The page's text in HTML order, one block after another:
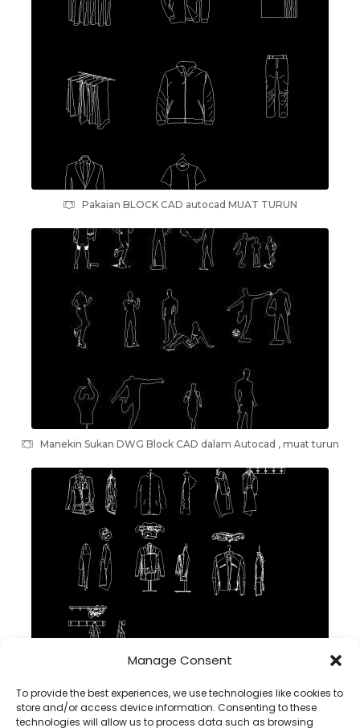
Manage Consent
To provide the best experiences, we use technologies like cookies to
store and/or access device information. Consenting to these
technologies will allow us to process data such as browsing
Pakaian BLOCK CAD autocad MUAT TURUN
Manekin Sukan DWG Block CAD dalam Autocad , muat turun